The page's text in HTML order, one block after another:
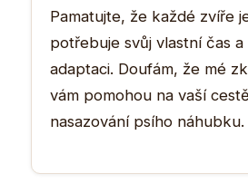
Pamatujte, že každé zvíře
potřebuje svůj vlastní čas
adaptaci. Doufám, že mé
vám pomohou na vaší
nasazování psího náhubku.